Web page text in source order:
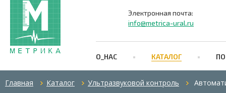
Электронная почта:
info@metrica-ural.ru
О_НАС КАТАЛОГ
Главная Каталог Ультразвуковой контроль